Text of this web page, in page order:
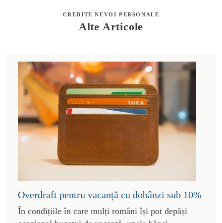
CREDITE NEVOI PERSONALE
Alte Articole
Overdraft pentru vacanță cu dobânzi sub 10%
În condițiile în care mulți români își pot depăși